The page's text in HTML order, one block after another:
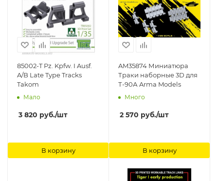
85002-T Pz. Kpfw. I Ausf.
A/B Late Type Tracks
Takom
Мало
3 820 руб./шт
В корзину
AM35874 Миниатюра
Траки наборные 3D для
Т-90А Arma Models
Много
2 570 руб./шт
В корзину